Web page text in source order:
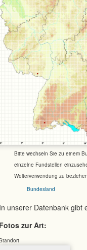
Bitte wechseln Sie zu einem
einzelne Fundstellen
Weiterverwendung zu
Bundesland
unserer Datenbank gibt
zur Art: